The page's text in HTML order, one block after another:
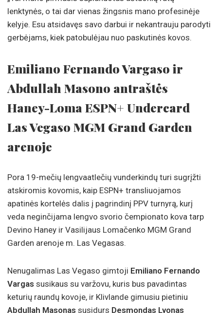
lenktynės, o tai dar vienas žingsnis mano profesinėje
kelyje. Esu atsidavęs savo darbui ir nekantrauju parodyti
gerbėjams, kiek patobulėjau nuo paskutinės kovos.
Emiliano Fernando Vargaso ir
Abdullah Masono antraštės
Haney-Loma ESPN+ Undercard
Las Vegaso MGM Grand Garden
arenoje
Pora 19-mečių lengvaatlečių vunderkindų turi sugrįžti
atskiromis kovomis, kaip ESPN+ transliuojamos
apatinės kortelės dalis į pagrindinį PPV turnyrą, kurį
veda neginčijama lengvo svorio čempionato kova tarp
Devino Haney ir Vasilijaus Lomačenko MGM Grand
Garden arenoje m. Las Vegasas.
Nenugalimas Las Vegaso gimtoji Emiliano Fernando
Vargas susikaus su varžovu, kuris bus pavadintas
keturių raundų kovoje, ir Klivlande gimusiu pietiniu
Abdullah Masonas susidurs Desmondas Lyonas